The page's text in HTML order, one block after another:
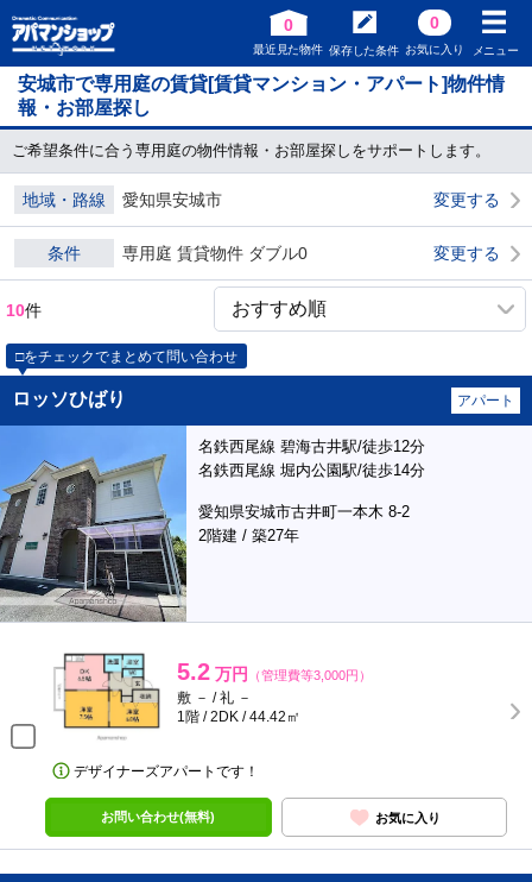
0
最近見た物件 保存した条件
0
お気に入り メニュー
安城市で専用庭の賃貸[賃貸マンション・アパート]物件情
報・お部屋探し
ご希望条件に合う専用庭の物件情報・お部屋探しをサポートします。
地域・路線 愛知県安城市 変更する
条件 専用庭 賃貸物件 ダブル0 変更する
10件
□をチェックでまとめて問い合わせ
ロッソひばり アパート
名鉄西尾線 碧海古井駅/徒歩12分
名鉄西尾線 堀内公園駅/徒歩14分
愛知県安城市古井町一本木 8-2
2階建 / 築27年
5.2 万円 （管理費等3,000円）
敷 － / 礼 －
1階 / 2DK / 44.42㎡
デザイナーズアパートです！
お問い合わせ(無料) お気に入り